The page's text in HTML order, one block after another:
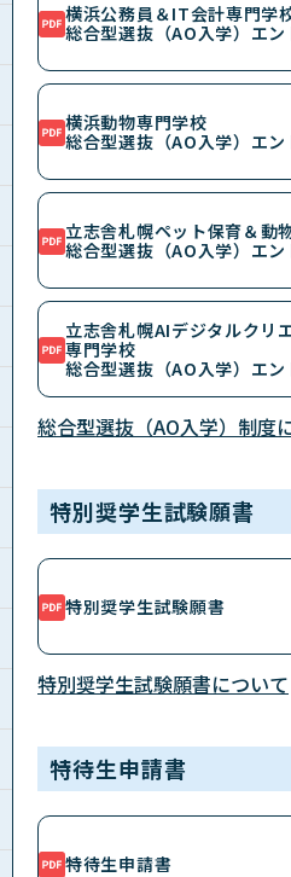
横浜公務員＆IT会計専門学
総合型選抜（AO入学）エ
横浜動物専門学校
総合型選抜（AO入学）エ
立志舎札幌ペット保育＆動
総合型選抜（AO入学）エ
立志舎札幌AIデジタルクリ
専門学校
総合型選抜（AO入学）エ
総合型選抜（AO入学）制度
特別奨学生試験願書
特別奨学生試験願書
特別奨学生試験願書について
特待生申請書
特待生申請書